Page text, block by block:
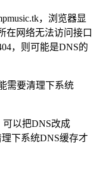
，浏览器显
在网络无法访问接口
，则可能是DNS的
需要清理下系统
可以把DNS改成
理下系统DNS缓存才